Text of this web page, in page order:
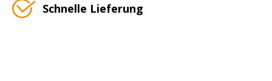
Schnelle Lieferung